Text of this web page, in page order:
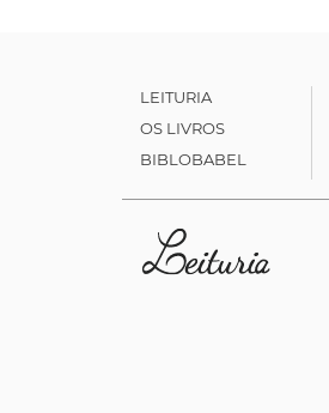
LEITURIA
OS LIVROS
BIBLOBABEL